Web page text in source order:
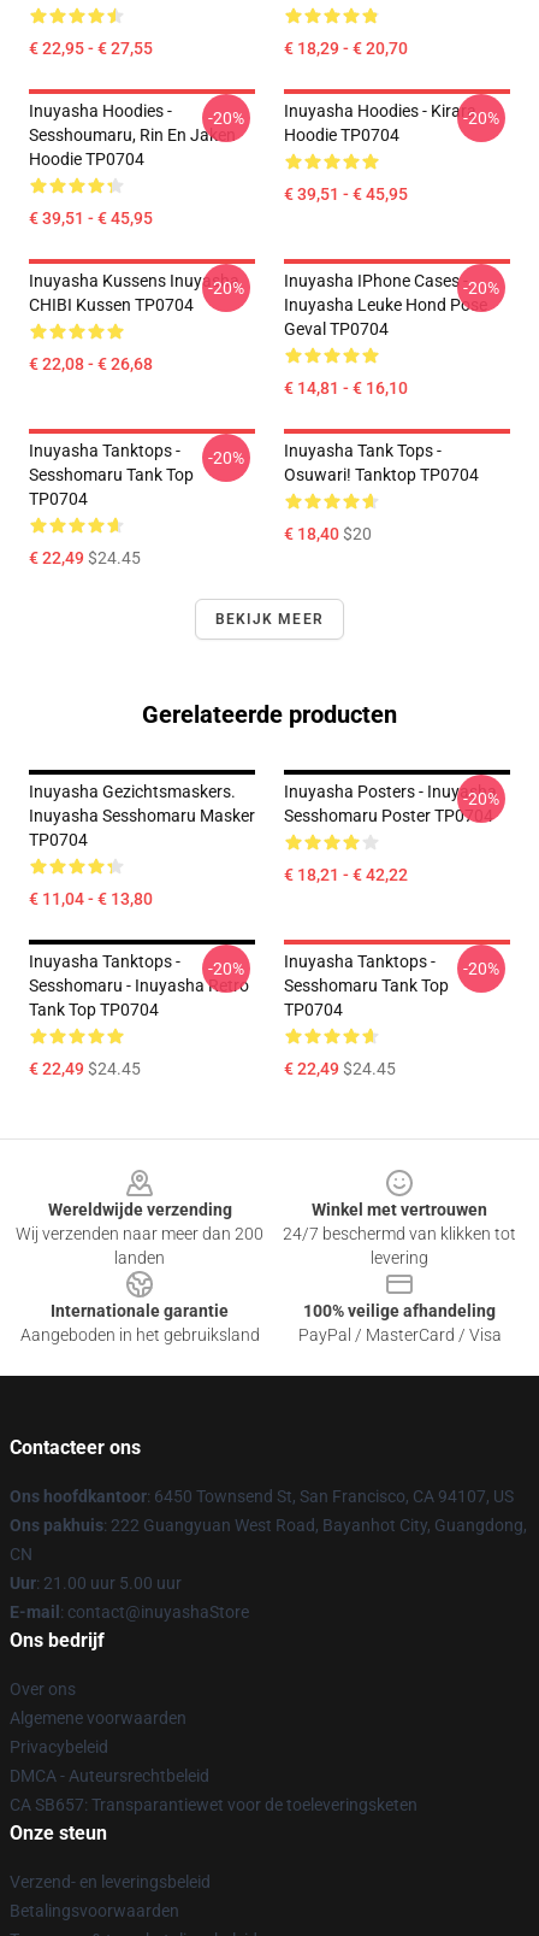
€ 22,95 - € 27,55 € 18,29 - € 20,70
Inuyasha Hoodies -
Sesshoumaru, Rin En Jaken
Hoodie TP0704
€ 39,51 - € 45,95
-20%
Inuyasha Hoodies - Kirara
Hoodie TP0704
€ 39,51 - € 45,95
-20%
Inuyasha Kussens Inuyasha
CHIBI Kussen TP0704
€ 22,08 - € 26,68
-20%
Inuyasha IPhone Cases -
Inuyasha Leuke Hond Pose
Geval TP0704
€ 14,81 - € 16,10
-20%
Inuyasha Tanktops -
Sesshomaru Tank Top
TP0704
€ 22,49$24.45
-20%
Inuyasha Tank Tops -
Osuwari! Tanktop TP0704
€ 18,40$20
BEKIJK MEER
Gerelateerde producten
Inuyasha Gezichtsmaskers.
Inuyasha Sesshomaru Masker
TP0704
€ 11,04 - € 13,80
Inuyasha Posters - Inuyasha
Sesshomaru Poster TP0704
€ 18,21 - € 42,22
-20%
Inuyasha Tanktops -
Sesshomaru - Inuyasha Retro
Tank Top TP0704
€ 22,49$24.45
-20%
Inuyasha Tanktops -
Sesshomaru Tank Top
TP0704
€ 22,49$24.45
-20%
Wereldwijde verzending
Wij verzenden naar meer dan 200
landen
Winkel met vertrouwen
24/7 beschermd van klikken tot
levering
Internationale garantie
Aangeboden in het gebruiksland
100% veilige afhandeling
PayPal / MasterCard / Visa
Contacteer ons
Ons hoofdkantoor: 6450 Townsend St, San Francisco, CA 94107, US
Ons pakhuis: 222 Guangyuan West Road, Bayanhot City, Guangdong,
CN
Uur: 21.00 uur 5.00 uur
E-mail : contact@inuyashaStore
Ons bedrijf
Over ons
Algemene voorwaarden
Privacybeleid
DMCA - Auteursrechtbeleid
CA SB657: Transparantiewet voor de toeleveringsketen
Onze steun
Verzend- en leveringsbeleid
Betalingsvoorwaarden